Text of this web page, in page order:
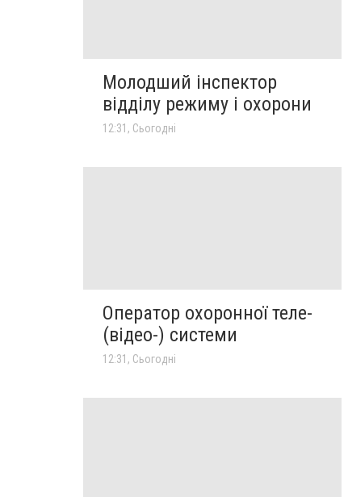
Молодший інспектор
відділу режиму і охорони
12:31, Сьогодні
Оператор охоронної теле-
(відео-) системи
12:31, Сьогодні